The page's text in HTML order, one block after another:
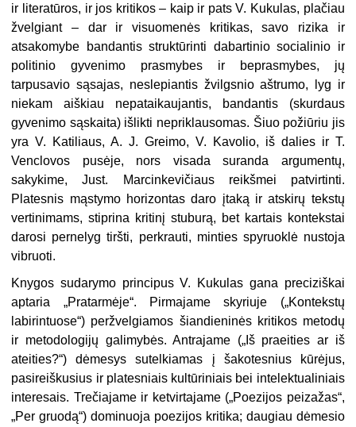
ir literatūros, ir jos kritikos – kaip ir pats V. Kukulas, plačiau
žvelgiant – dar ir visuomenės kritikas, savo rizika ir
atsakomybe bandantis struktūrinti dabartinio socialinio ir
politinio gyvenimo prasmybes ir beprasmybes, jų
tarpusavio sąsajas, neslepiantis žvilgsnio aštrumo, lyg ir
niekam aiškiau nepataikaujantis, bandantis (skurdaus
gyvenimo sąskaita) išlikti nepriklausomas. Šiuo požiūriu jis
yra V. Katiliaus, A. J. Greimo, V. Kavolio, iš dalies ir T.
Venclovos pusėje, nors visada suranda argumentų,
sakykime, Just. Marcinkevičiaus reikšmei patvirtinti.
Platesnis mąstymo horizontas daro įtaką ir atskirų tekstų
vertinimams, stiprina kritinį stuburą, bet kartais kontekstai
darosi pernelyg tiršti, perkrauti, minties spyruoklė nustoja
vibruoti.
Knygos sudarymo principus V. Kukulas gana preciziškai
aptaria „Pratarmėje“. Pirmajame skyriuje („Kontekstų
labirintuose“) peržvelgiamos šiandieninės kritikos metodų
ir metodologijų galimybės. Antrajame („Iš praeities ar iš
ateities?“) dėmesys sutelkiamas į šakotesnius kūrėjus,
pasireiškusius ir platesniais kultūriniais bei intelektualiniais
interesais. Trečiajame ir ketvirtajame („Poezijos peizažas“,
„Per gruodą“) dominuoja poezijos kritika; daugiau dėmesio